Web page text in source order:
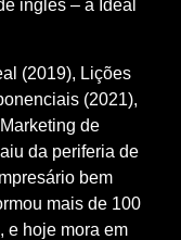
inglês – a Ideal
(2019), Lições
(2021),
de
da periferia de
bem
mais de 100
e hoje mora em